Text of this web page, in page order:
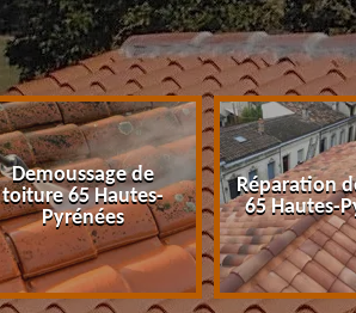
Demoussage de
toiture 65 Hautes-
Pyrénées
Réparation
65 Hautes-